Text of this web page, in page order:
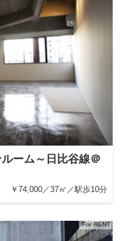
ーム～日比谷線＠
￥74,000／37㎡／駅歩10分
For RENT